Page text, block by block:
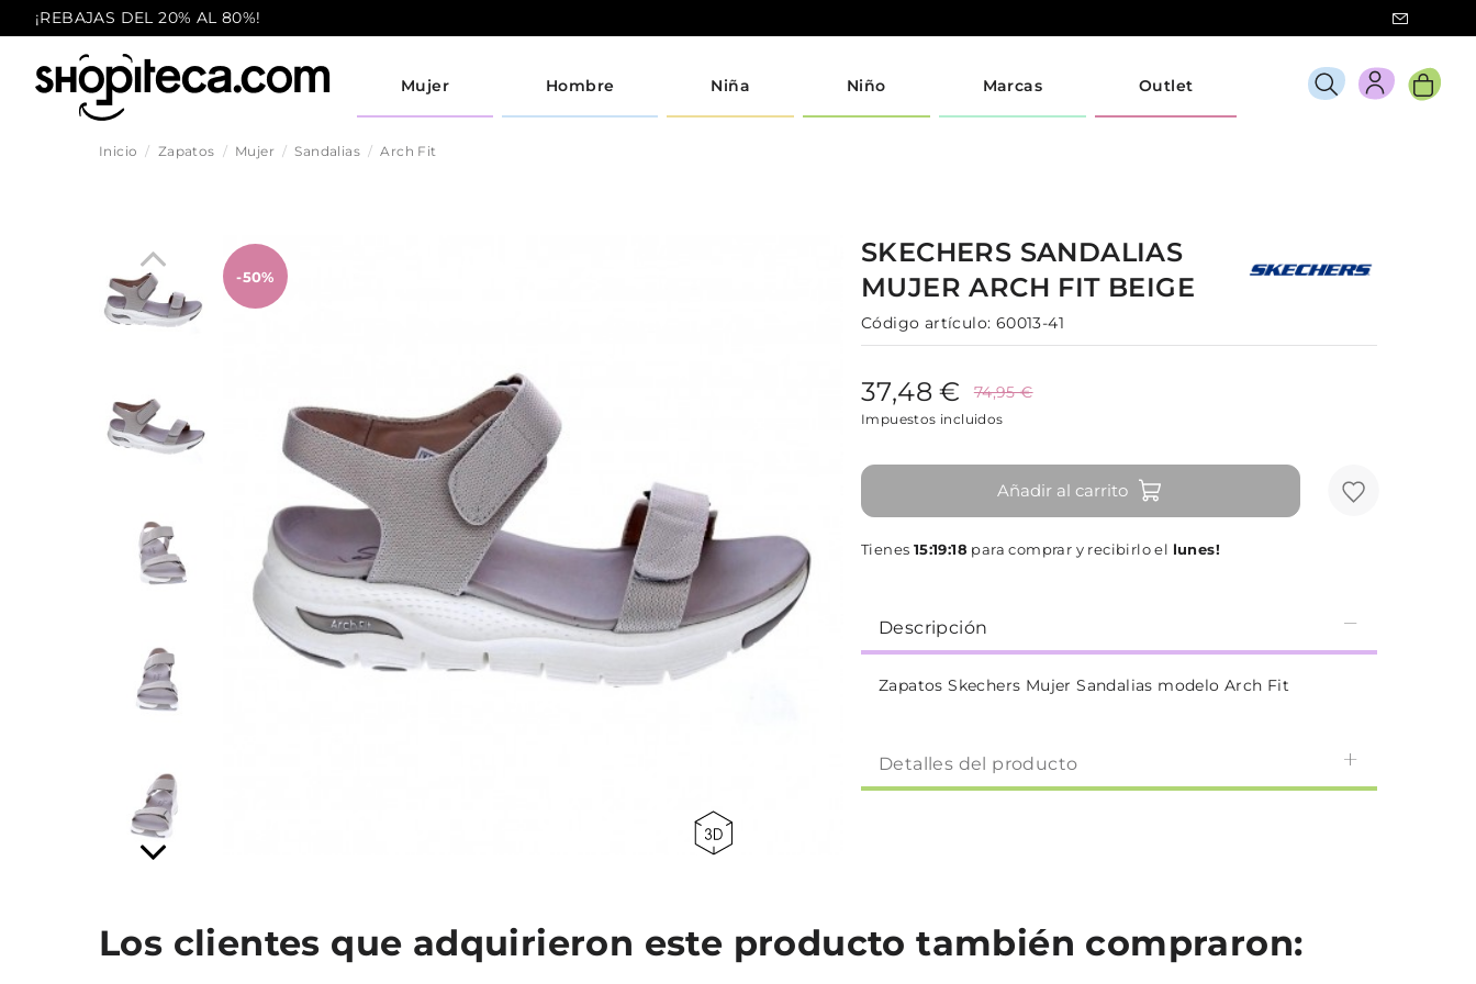
¡REBAJAS DEL 20% AL 80%!
Mujer Hombre Niña Niño Marcas Outlet
Inicio Zapatos Mujer Sandalias Arch Fit
-50%
SKECHERS SANDALIAS
MUJERARCH FIT BEIGE
Código artículo: 60013-41
37,48 € 74,95 €
Impuestos incluidos
Añadir al carrito
Tienes 15:19:17 para comprar y recibirlo el lunes!
Descripción
Zapatos Skechers Mujer Sandalias modelo Arch Fit
Detalles del producto
Los clientes que adquirieron este producto también compraron: